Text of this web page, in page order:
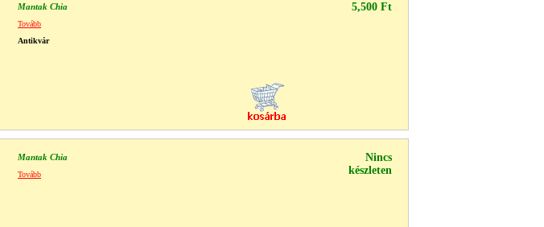
Mantak Chia 5,500 Ft
Tovább
Antikvár
Mantak Chia
Nincs
készleten
Tovább